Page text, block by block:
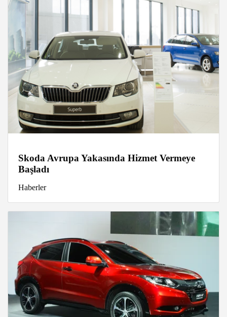
Skoda Avrupa Yakasında Hizmet Vermeye
Başladı
Haberler